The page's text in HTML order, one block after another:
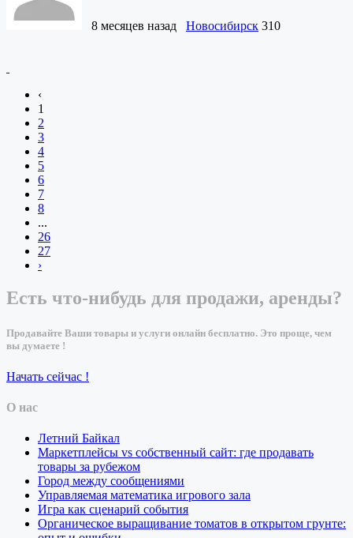
8 месяцев назад Новосибирск 310
‹
1
2
3
4
5
6
7
8
...
26
27
›
Есть что-нибудь для продажи, аренды?
Продавайте Ваши товары и услуги онлайн бесплатно. Это проще, чем
вы думаете !
Начать сейчас !
О нас
Летний Байкал
Маркетплейсы vs собственный сайт: где продавать
товары за рубежом
Город между сообщениями
Управляемая математика игрового зала
Игра как сценарий события
Органическое выращивание томатов в открытом грунте: